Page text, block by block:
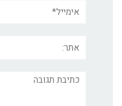
תגובה